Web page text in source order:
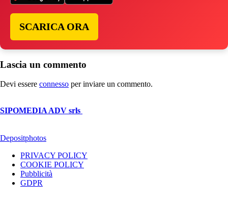
SCARICA ORA
Lascia un commento
Devi essere connesso per inviare un commento.
SIPOMEDIA ADV srls
Depositphotos
PRIVACY POLICY
COOKIE POLICY
Pubblicità
GDPR